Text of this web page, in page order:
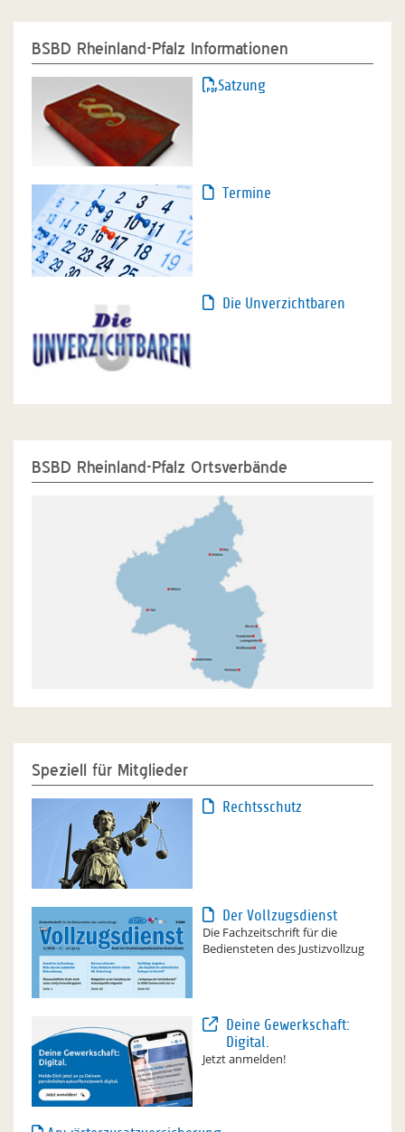
BSBD Rheinland-Pfalz Informationen
Satzung
Termine
Die Unverzichtbaren
BSBD Rheinland-Pfalz Ortsverbände
Speziell für Mitglieder
Rechtsschutz
Der Vollzugsdienst
Die Fachzeitschrift für die
Bediensteten des Justizvollzug
Deine Gewerkschaft:
Digital.
Jetzt anmelden!